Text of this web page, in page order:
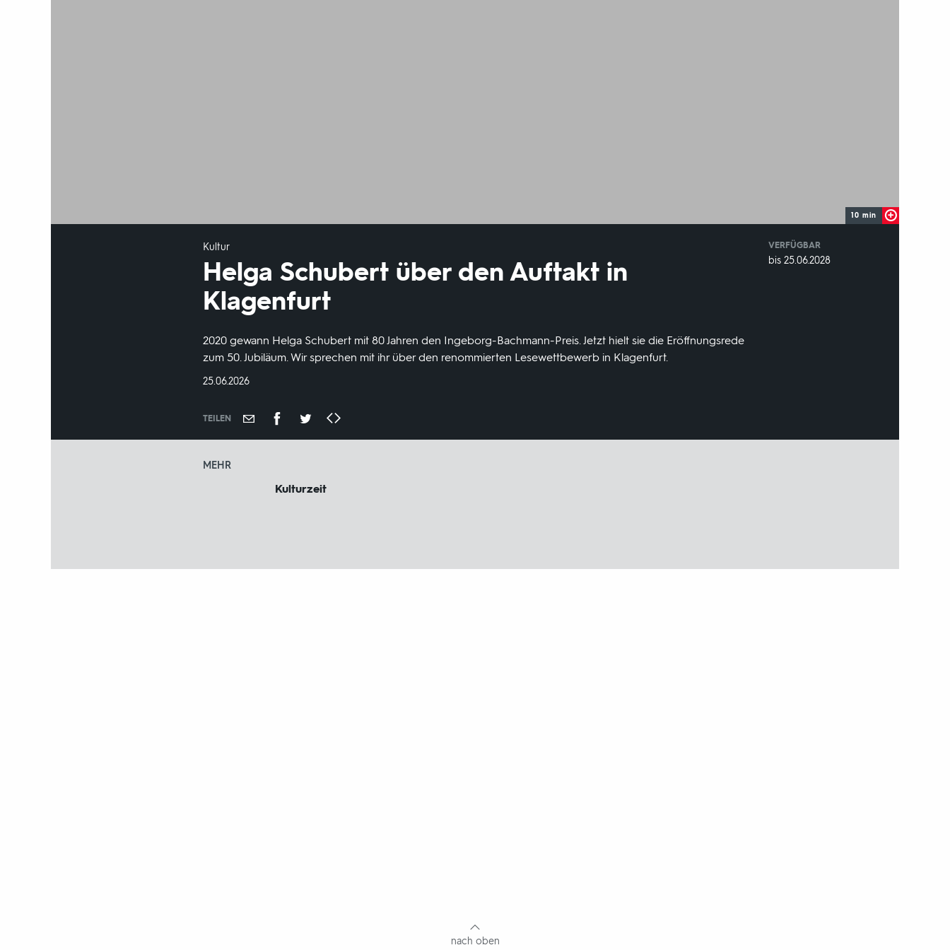
10 min
Kultur
Helga Schubert über den Auftakt in
Klagenfurt
2020 gewann Helga Schubert mit 80 Jahren den Ingeborg-Bachmann-Preis. Jetzt hielt sie die Eröffnungsrede
zum 50. Jubiläum. Wir sprechen mit ihr über den renommierten Lesewettbewerb in Klagenfurt.
DATUM:
25.06.2026
TEILEN
VERFÜGBAR
weltweit
VERFÜGBAR
bis 25.06.2028
MEHR
Kulturzeit
nach oben